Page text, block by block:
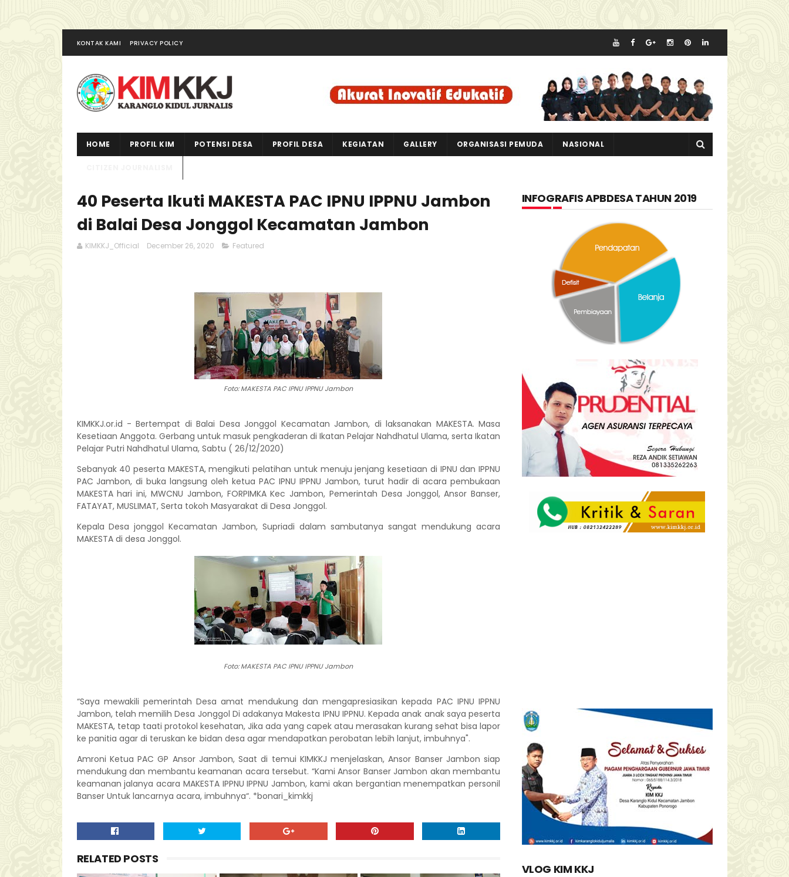
KONTAK KAMI PRIVACY POLICY
HOME PROFIL KIM POTENSI DESA PROFIL DESA KEGIATAN GALLERY ORGANISASI PEMUDA NASIONAL
40 Peserta Ikuti MAKESTA PAC IPNU IPPNU Jambon
di Balai Desa Jonggol Kecamatan Jambon
KIMKKJ_Official December 26, 2020 Featured
Foto: MAKESTA PAC IPNU IPPNU Jambon
KIMKKJ.or.id - Bertempat di Balai Desa Jonggol Kecamatan Jambon, di laksanakan MAKESTA. Masa
Kesetiaan Anggota. Gerbang untuk masuk pengkaderan di Ikatan Pelajar Nahdhatul Ulama, serta Ikatan
Pelajar Putri Nahdhatul Ulama, Sabtu ( 26/12/2020)
Sebanyak 40 peserta MAKESTA, mengikuti pelatihan untuk menuju jenjang kesetiaan di IPNU dan IPPNU
PAC Jambon, di buka langsung oleh ketua PAC IPNU IPPNU Jambon, turut hadir di acara pembukaan
MAKESTA hari ini, MWCNU Jambon, FORPIMKA Kec Jambon, Pemerintah Desa Jonggol, Ansor Banser,
FATAYAT, MUSLIMAT, Serta tokoh Masyarakat di Desa Jonggol.
Kepala Desa jonggol Kecamatan Jambon, Supriadi dalam sambutanya sangat mendukung acara
MAKESTA di desa Jonggol.
Foto: MAKESTA PAC IPNU IPPNU Jambon
“Saya mewakili pemerintah Desa amat mendukung dan mengapresiasikan kepada PAC IPNU IPPNU
Jambon, telah memilih Desa Jonggol Di adakanya Makesta IPNU IPPNU. Kepada anak anak saya peserta
MAKESTA, tetap taati protokol kesehatan, Jika ada yang capek atau merasakan kurang sehat bisa lapor
ke panitia agar di teruskan ke bidan desa agar mendapatkan perobatan lebih lanjut, imbuhnya".
Amroni Ketua PAC GP Ansor Jambon, Saat di temui KIMKKJ menjelaskan, Ansor Banser Jambon siap
mendukung dan membantu keamanan acara tersebut. “Kami Ansor Banser Jambon akan membantu
keamanan jalanya acara MAKESTA IPPNU IPPNU Jambon, kami akan bergantian menempatkan personil
Banser Untuk lancarnya acara, imbuhnya“. *bonari_kimkkj
RELATED POSTS
INFOGRAFIS APBDESA TAHUN 2019
VLOG KIM KKJ